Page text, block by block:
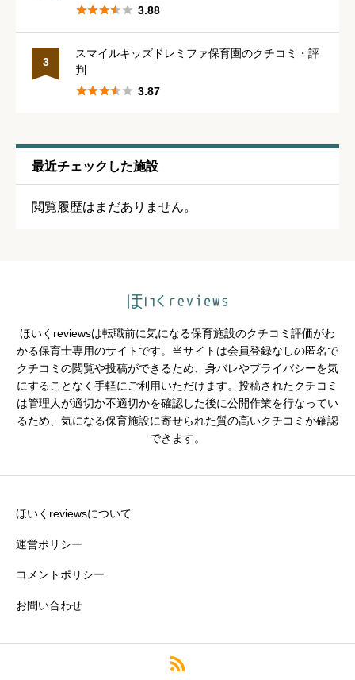
星の数をお選びください
通いやすさ 必須
星の数をお選びください 
シフトの融通 必須
星の数をお選びください 
残業・持ち帰り仕事の少なさ
クチコミのタイトル
※園の評価がわかりやすいタイトルがおすすめです。
 3.88
3
スマイルキッズドレミファ保育園のクチコミ・評
判
 3.87
最近チェックした施設
閲覧履歴はまだありません。
ほいくreviewsは転職前に気になる保育施設のクチコミ評価がわ
かる保育士専用のサイトです。当サイトは会員登録なしの匿名で
クチコミの閲覧や投稿ができるため、身バレやプライバシーを気
にすることなく手軽にご利用いただけます。投稿されたクチコミ
は管理人が適切か不適切かを確認した後に公開作業を行なってい
るため、気になる保育施設に寄せられた質の高いクチコミが確認
できます。
ほいくreviewsについて
運営ポリシー
コメントポリシー
お問い合わせ